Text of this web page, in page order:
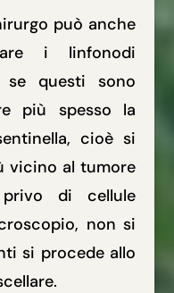
può anche
i linfonodi
se questi sono
più spesso la
cioè si
vicino al tumore
di cellule
non si
si procede allo